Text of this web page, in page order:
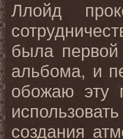
Ллойд
была
альбома, и
обожаю эту
создания